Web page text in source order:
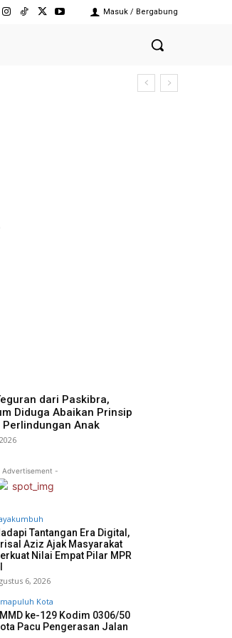
Masuk / Bergabung
dari Paskibra,
Diduga Abaikan Prinsip
Anak
Advertisement -
Tantangan Era Digital,
Aziz Ajak Masyarakat
Nilai Empat Pilar MPR
6, 2026
Kota
ke-129 Kodim 0306/50
Pacu Pengerasan Jalan